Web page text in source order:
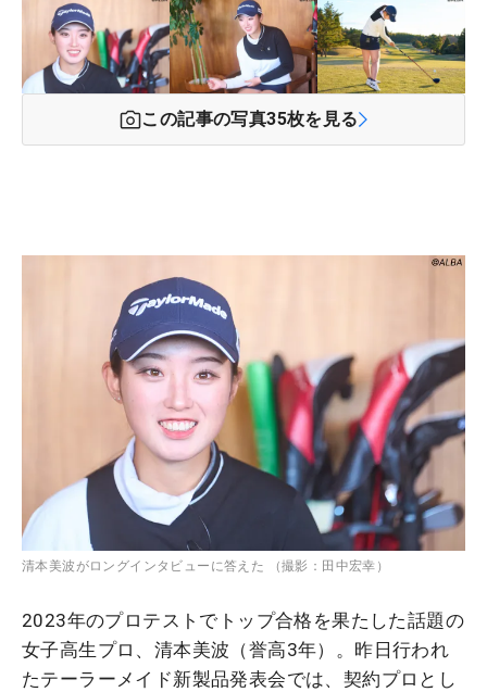
この記事の写真35枚を見る
清本美波がロングインタビューに答えた （撮影：田中宏幸）
2023年のプロテストでトップ合格を果たした話題の
女子高生プロ、清本美波（誉高3年）。昨日行われ
たテーラーメイド新製品発表会では、契約プロとし